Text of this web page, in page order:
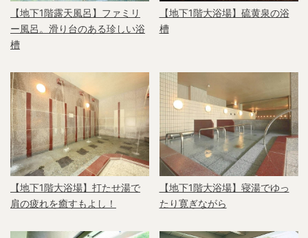
【地下1階露天風呂】ファミリ
ー風呂。滑り台のある珍しい浴
槽
【地下1階大浴場】硫黄泉の浴
槽
【地下1階大浴場】打たせ湯で
肩の疲れを癒すもよし！
【地下1階大浴場】寝湯でゆっ
たり寛ぎながら